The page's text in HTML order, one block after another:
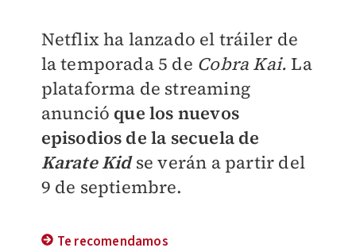
Netflix ha lanzado el tráiler de
la temporada 5 de Cobra Kai.La
plataforma de streaming
anunció que los nuevos
episodios de la secuela de
Karate Kid se verán a partir del
9 de septiembre.
Te recomendamos